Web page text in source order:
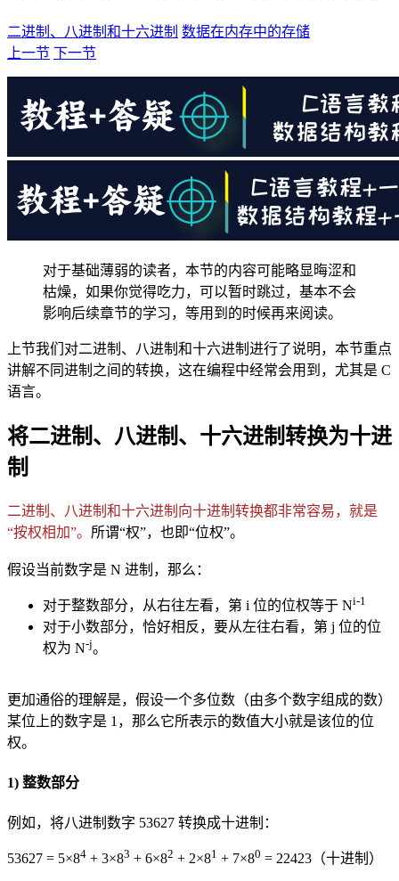
二进制、八进制和十六进制 数据在内存中的存储
上一节 下一节
对于基础薄弱的读者，本节的内容可能略显晦涩和
枯燥，如果你觉得吃力，可以暂时跳过，基本不会
影响后续章节的学习，等用到的时候再来阅读。
上节我们对二进制、八进制和十六进制进行了说明，本节重点
讲解不同进制之间的转换，这在编程中经常会用到，尤其是 C
语言。
将二进制、八进制、十六进制转换为十进
制
二进制、八进制和十六进制向十进制转换都非常容易，就是
“按权相加”。 所谓“权”，也即“位权”。
假设当前数字是 N 进制，那么：
对于整数部分，从右往左看，第 i 位的位权等于 Ni-1
对于小数部分，恰好相反，要从左往右看，第 j 位的位
权为 N-j。
更加通俗的理解是，假设一个多位数（由多个数字组成的数）
某位上的数字是 1，那么它所表示的数值大小就是该位的位
权。
1) 整数部分
例如，将八进制数字 53627 转换成十进制：
53627 = 5×84 + 3×83 + 6×82 + 2×81 + 7×80 = 22423（十进制）